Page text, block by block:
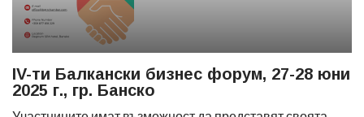
IV-ти Балкански бизнес форум, 27-28 юни
2025 г., гр. Банско